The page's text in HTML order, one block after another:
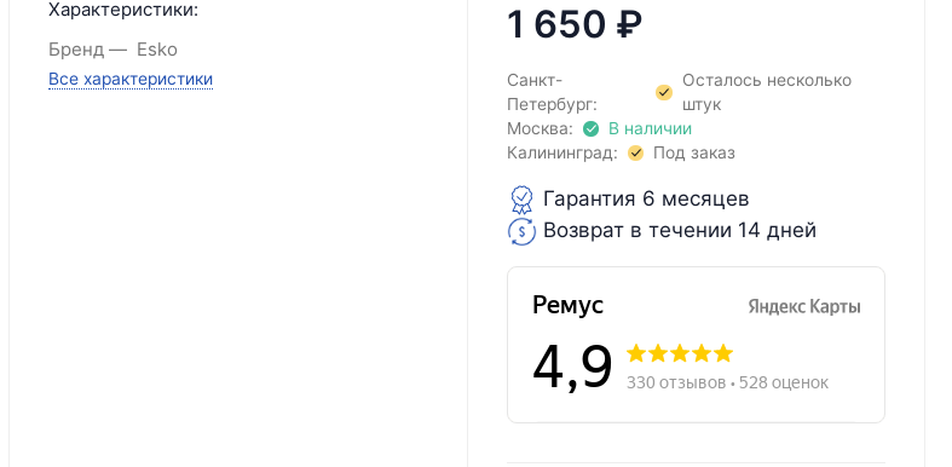
Характеристики:
Бренд
Esko
Все характеристики
1 650 ₽
Санкт-
Петербург:
Осталось несколько
штук
Москва:
В наличии
Калининград:
Под заказ
Гарантия 6 месяцев
Возврат в течении 14 дней